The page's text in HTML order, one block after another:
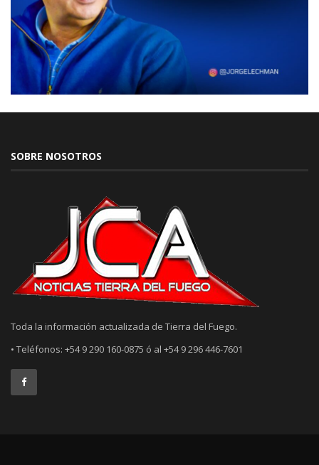
SOBRE NOSOTROS
Toda la información actualizada de Tierra del Fuego.
• Teléfonos: +54 9 290 160-0875 ó al +54 9 296 446-7601